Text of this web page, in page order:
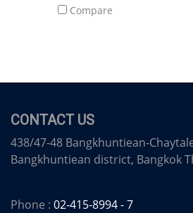
Compare
CONTACT US
438/47-48 Bangkhuntiean-
Bangkhuntiean district, Bangkok
Phone : 02-415-8994 - 7